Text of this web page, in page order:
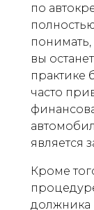
по
понимать,
вы
практике
часто
является
Кроме
должника